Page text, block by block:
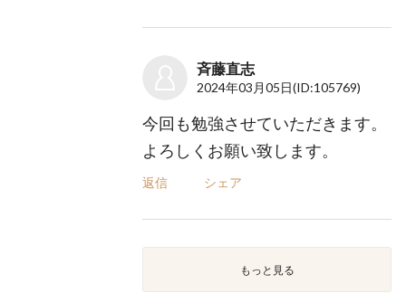
斉藤直志
2024年03月05日(ID:105769)
今回も勉強させていただきます。
よろしくお願い致します。
返信 シェア
もっと見る